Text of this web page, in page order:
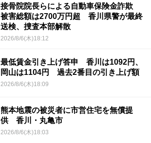
接骨院院長らによる自動車保険金詐欺
被害総額は2700万円超 香川県警が最終
送検、捜査本部解散
2026/8/6(木)18:12
最低賃金引き上げ答申 香川は1092円、
岡山は1104円 過去2番目の引き上げ額
2026/8/6(木)18:09
熊本地震の被災者に市営住宅を無償提
供 香川・丸亀市
2026/8/6(木)18:03